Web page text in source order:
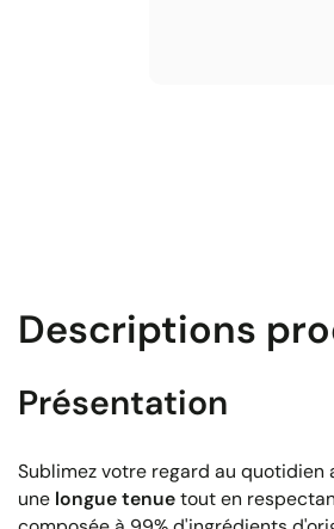
Descriptions
Présentation
Sublimez votre regard au quotidien
une longue tenuetout en